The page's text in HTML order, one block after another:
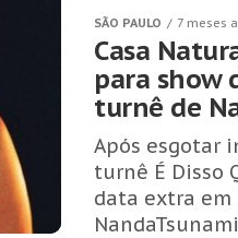
SÃO PAULO 7 meses
Casa
para show
turnê de
Após esgotar
turnê É Disso
data extra em